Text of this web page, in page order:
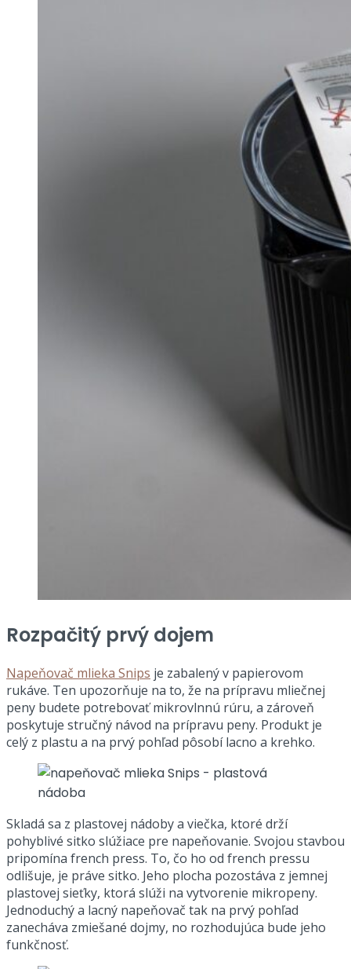
Rozpačitý prvý dojem
Napeňovač mlieka Snips je zabalený v papierovom
rukáve. Ten upozorňuje na to, že na prípravu mliečnej
peny budete potrebovať mikrovlnnú rúru, a zároveň
poskytuje stručný návod na prípravu peny. Produkt je
celý z plastu a na prvý pohľad pôsobí lacno a krehko.
Skladá sa z plastovej nádoby a viečka, ktoré drží
pohyblivé sitko slúžiace pre napeňovanie. Svojou stavbou
pripomína french press. To, čo ho od french pressu
odlišuje, je práve sitko. Jeho plocha pozostáva z jemnej
plastovej sieťky, ktorá slúži na vytvorenie mikropeny.
Jednoduchý a lacný napeňovač tak na prvý pohľad
zanecháva zmiešané dojmy, no rozhodujúca bude jeho
funkčnosť.